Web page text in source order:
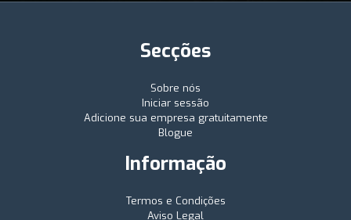
Secções
Sobre nós
Iniciar sessão
Adicione sua empresa gratuitamente
Blogue
Informação
Termos e Condições
Aviso Legal